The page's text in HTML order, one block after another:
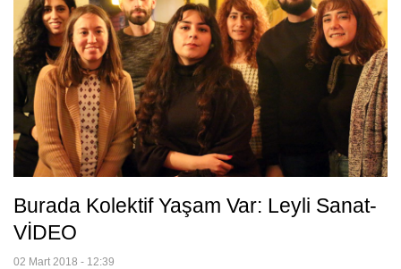
Burada Kolektif Yaşam Var: Leyli Sanat-
VİDEO
02 Mart 2018 - 12:39